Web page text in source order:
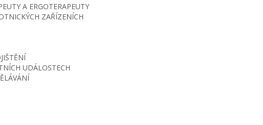
A ERGOTERAPEUTY
ZAŘÍZENÍCH
UDÁLOSTECH